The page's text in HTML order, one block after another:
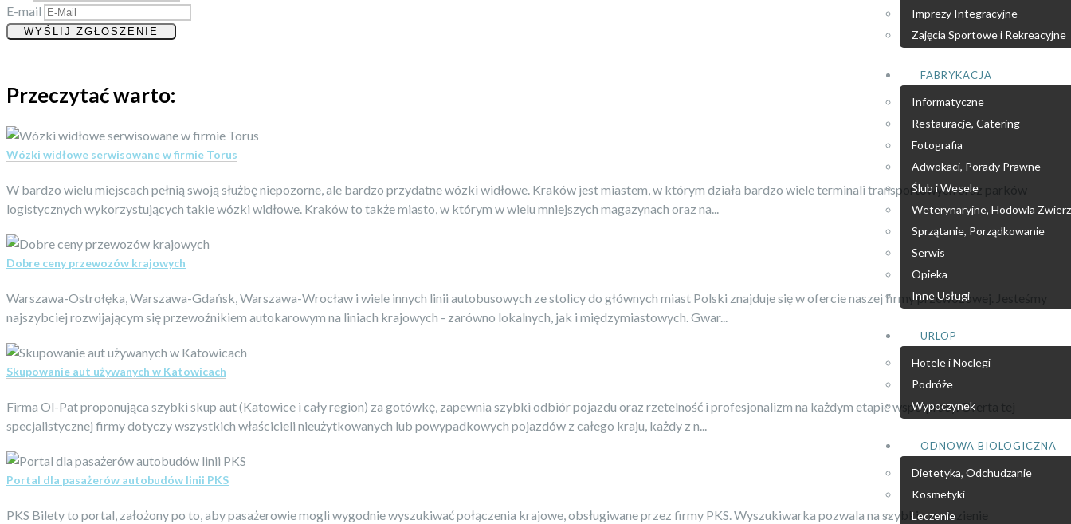
Imprezy Integracyjne
Zajęcia Sportowe i Rekreacyjne
FABRYKACJA
Informatyczne
Restauracje, Catering
Fotografia
Adwokaci, Porady Prawne
Ślub i Wesele
Weterynaryjne, Hodowla
Sprzątanie, Porządkowanie
Serwis
Opieka
Inne Usługi
URLOP
Hotele i Noclegi
Podróże
Wypoczynek
ODNOWA BIOLOGICZNA
Dietetyka, Odchudzanie
Kosmetyki
Leczenie
E-mail
Przeczytać warto:
Wózki widłowe serwisowane w firmie Torus
W bardzo wielu miejscach pełnią swoją służbę niepozorne, ale bardzo przydatne wózki widłowe. Kraków jest miastem, w którym działa bardzo wiele terminali transportowych oraz parków
logistycznych wykorzystujących takie wózki widłowe. Kraków to także miasto, w którym w wielu mniejszych magazynach oraz na...
Dobre ceny przewozów krajowych
Warszawa-Ostrołęka, Warszawa-Gdańsk, Warszawa-Wrocław i wiele innych linii autobusowych ze stolicy do głównych miast Polski znajduje się w ofercie naszej firmy przewozowej. Jesteśmy
najszybciej rozwijającym się przewoźnikiem autokarowym na liniach krajowych - zarówno lokalnych, jak i międzymiastowych. Gwar...
Skupowanie aut używanych w Katowicach
Firma Ol-Pat proponująca szybki skup aut (Katowice i cały region) za gotówkę, zapewnia szybki odbiór pojazdu oraz rzetelność i profesjonalizm na każdym etapie współpracy. Oferta tej
specjalistycznej firmy dotyczy wszystkich właścicieli nieużytkowanych lub powypadkowych pojazdów z całego kraju, każdy z n...
Portal dla pasażerów autobudów linii PKS
PKS Bilety to portal, założony po to, aby pasażerowie mogli wygodnie wyszukiwać połączenia krajowe, obsługiwane przez firmy PKS. Wyszukiwarka pozwala na szybkie znalezienie